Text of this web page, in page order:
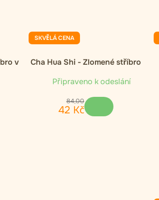
v
SKVĚLÁ CENA
Cha Hua Shi - Zlomené stříbro
Připraveno k odeslání
84,00
42 Kč